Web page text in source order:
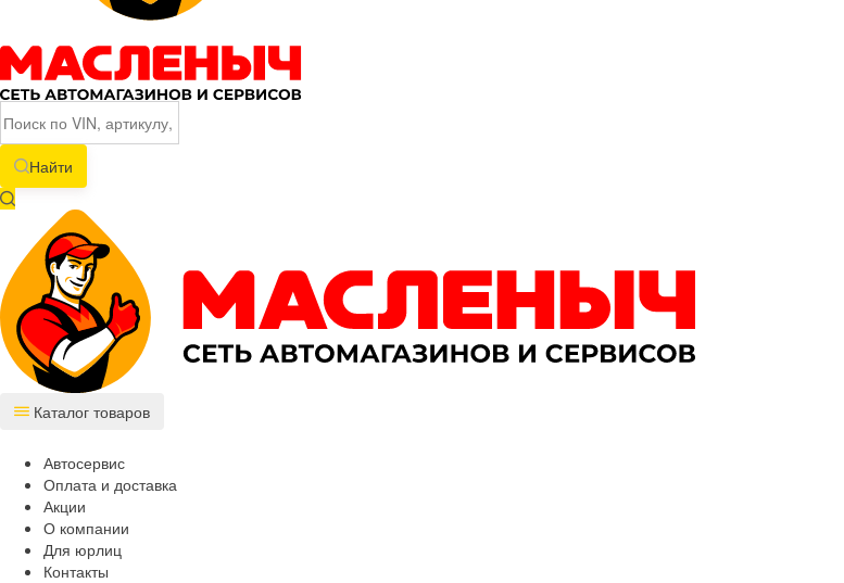
Найти
Каталог товаров
Автосервис
Оплата и доставка
Акции
О компании
Для юрлиц
Контакты